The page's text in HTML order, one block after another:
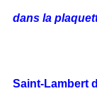
dans la
Saint-Lambert